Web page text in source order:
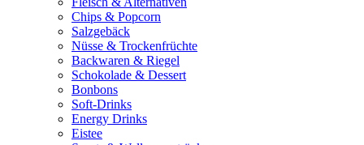
Chips & Popcorn
Salzgebäck
Nüsse & Trockenfrüchte
Backwaren & Riegel
Schokolade & Dessert
Bonbons
Soft-Drinks
Energy Drinks
Eistee